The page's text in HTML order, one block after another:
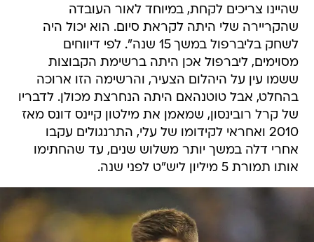
שהיינו צריכים לקחת, במיוחד לאור העובדה
שהקריירה שלי היתה לקראת סיום. הוא יכול היה
לשחק בליברפול במשך 15 שנה". לפי דיווחים
מסוימים, ליברפול אכן היתה ברשימת הקבוצות
ששמו עין על היהלום הצעיר, והרשימה הזו ארוכה
בהחלט, אבל טוטנהאם היתה הנחרצת מכולן. לדבריו
של קרל רובינסון, שמאמן את מילטון קיינס דונס מאז
2010 ואחראי לקידומו של עלי, התרנגולים עקבו
אחרי דלה במשך יותר משלוש שנים, עד שהחתימו
אותו תמורת 5 מיליון ליש"ט לפני שנה.